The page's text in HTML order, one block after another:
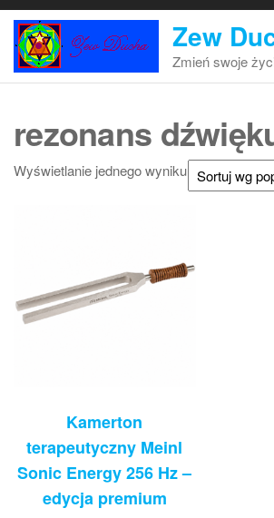
Przejdź
treści
Zew
Zmień swoje
rezonans
Wyświetlanie jednego wyniku
Kamerton
terapeutyczny Meinl
Sonic Energy 256 Hz –
edycja premium